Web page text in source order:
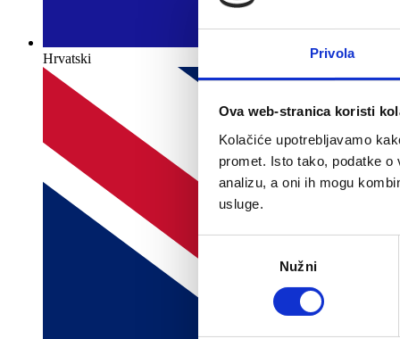
Privola
Ova web-stranica koristi
Kolačiće upotrebljavamo
promet. Isto tako, podatke
analizu, a oni ih mogu
usluge.
Nužni
Hrvatski